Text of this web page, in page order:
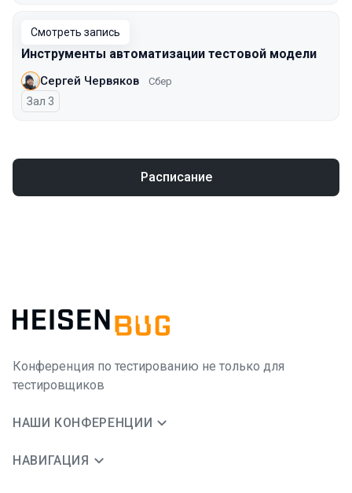
Смотреть запись
Инструменты автоматизации тестовой модели
Сергей Червяков Сбер
Зал 3
Расписание
Конференция по тестированию не только для
тестировщиков
НАШИ КОНФЕРЕНЦИИ
НАВИГАЦИЯ